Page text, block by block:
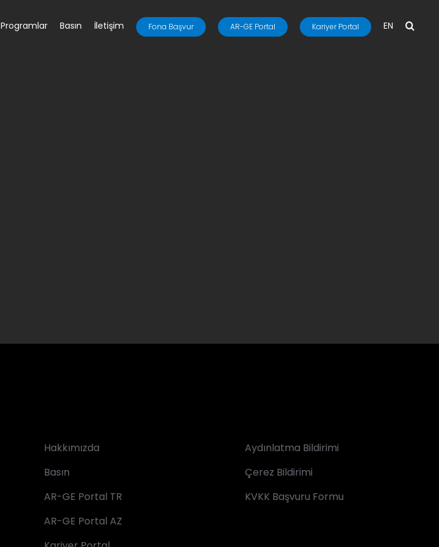
Programlar Basın İletişim Fona Başvur AR-GE Portal Kariyer Portal EN
Hakkımızda
Basın
AR-GE Portal TR
AR-GE Portal AZ
Aydınlatma Bildirimi
Çerez Bildirimi
KVKK Başvuru Formu